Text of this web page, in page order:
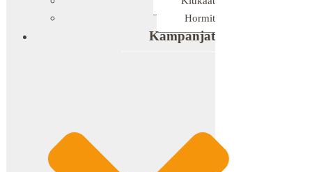
Hormit
Kampanjat